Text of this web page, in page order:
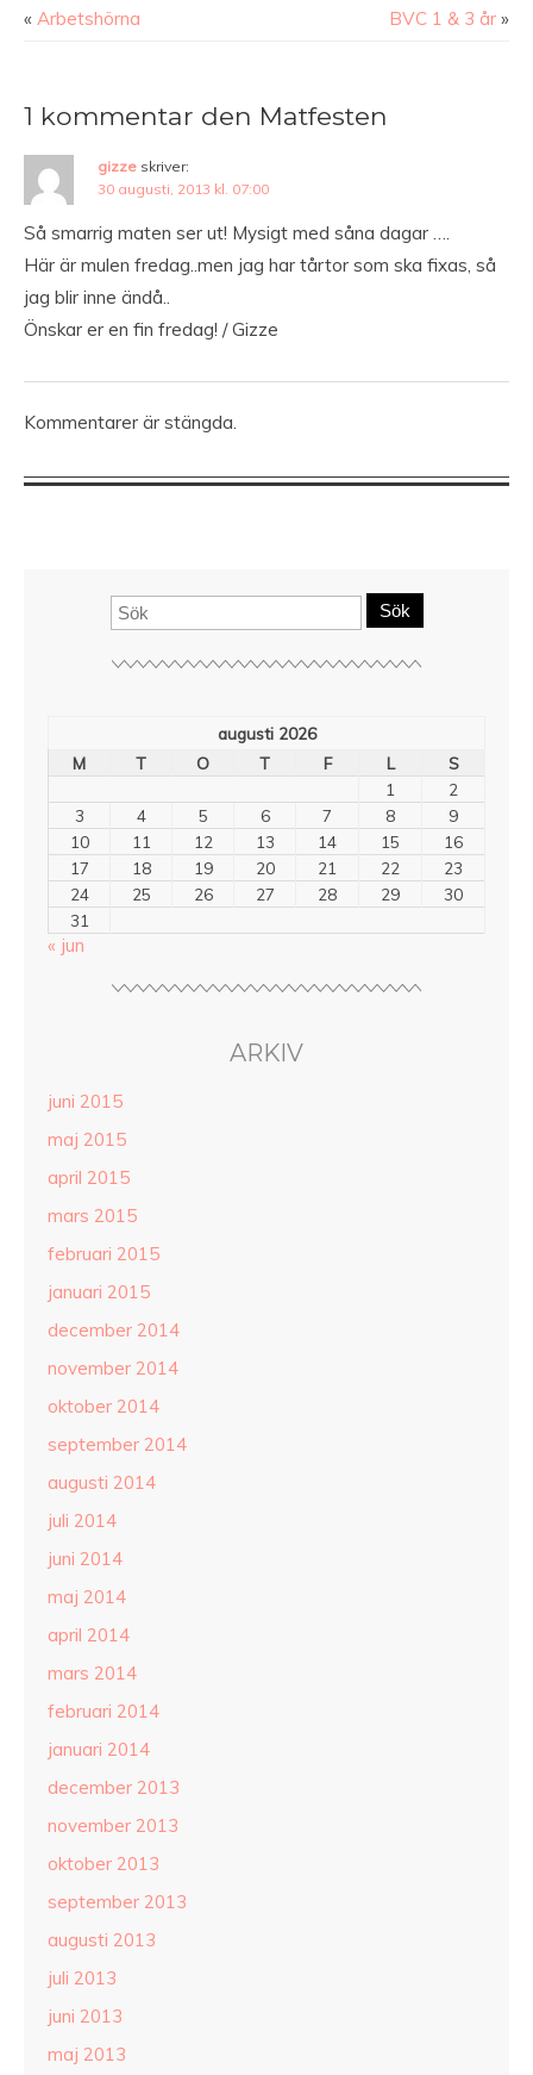
« Arbetshörna BVC 1 & 3 år »
1 kommentar den Matfesten
gizze skriver:
30 augusti, 2013 kl. 07:00
Så smarrig maten ser ut! Mysigt med såna dagar ….
Här är mulen fredag..men jag har tårtor som ska fixas, så
jag blir inne ändå..
Önskar er en fin fredag! / Gizze
Kommentarer är stängda.
Sök
augusti 2026
M
T O T F L
S
1
2
3
4 5 6 7 8
9
10
11 12 13 14 15
16
17
18 19 20 21 22
23
24
25 26 27 28 29
30
31
« jun
ARKIV
juni 2015
maj 2015
april 2015
mars 2015
februari 2015
januari 2015
december 2014
november 2014
oktober 2014
september 2014
augusti 2014
juli 2014
juni 2014
maj 2014
april 2014
mars 2014
februari 2014
januari 2014
december 2013
november 2013
oktober 2013
september 2013
augusti 2013
juli 2013
juni 2013
maj 2013